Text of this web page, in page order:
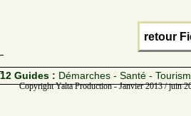
retour
12 Guides : Démarches - Santé -
Copyright Yalta Production - Janvier 2013 / juin